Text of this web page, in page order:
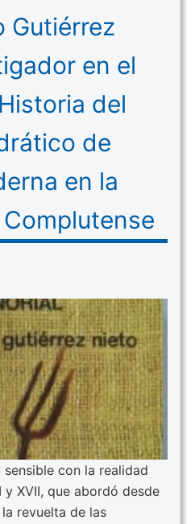
Gutiérrez
en el
del
de
en la
con la realidad
XVII, que abordó desde
revuelta de las